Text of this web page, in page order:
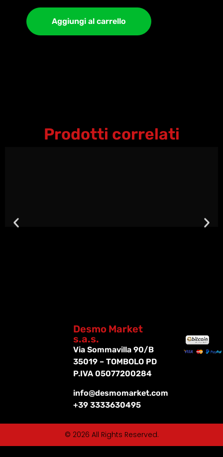
Aggiungi al carrello
Prodotti correlati
Desmo Market
s.a.s.
Via Sommavilla 90/B
35019 – TOMBOLO PD
P.IVA 05077200284
info@desmomarket.com
+39 3333630495
© 2026 All Rights Reserved.